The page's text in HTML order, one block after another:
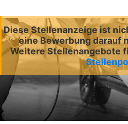
Diese Stellenanzeige ist
eine Bewerbung darauf
Weitere Stellenangebote